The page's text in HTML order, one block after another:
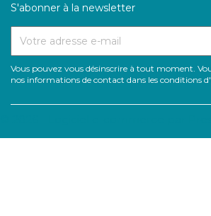
S'abonner à la newsletter
Vous pouvez vous désinscrire à tout moment.
nos informations de contact dans les conditions